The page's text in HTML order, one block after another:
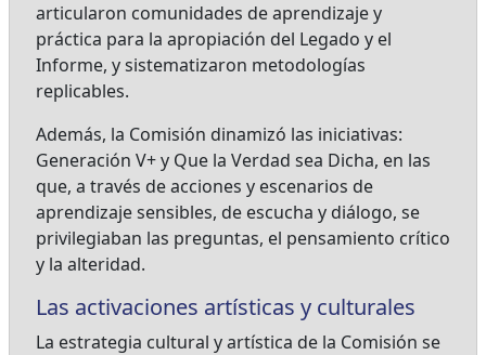
articularon comunidades de aprendizaje y
práctica para la apropiación del Legado y el
Informe, y sistematizaron metodologías
replicables.
Además, la Comisión dinamizó las iniciativas:
Generación V+ y Que la Verdad sea Dicha, en las
que, a través de acciones y escenarios de
aprendizaje sensibles, de escucha y diálogo, se
privilegiaban las preguntas, el pensamiento crítico
y la alteridad.
Las activaciones artísticas y culturales
La estrategia cultural y artística de la Comisión se